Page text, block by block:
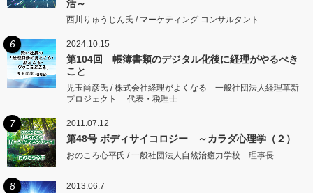
活～
西川りゅうじん氏 / マーケティング コンサルタント
6 2024.10.15
第104回 帳簿書類のデジタル化後に経理がやるべき
こと
児玉尚彦氏 / 株式会社経理がよくなる 一般社団法人経理革新
プロジェクト 代表・税理士
7 2011.07.12
第48号 ボディサイコロジー ～カラダ心理学（２）
おのころ心平氏 / 一般社団法人自然治癒力学校 理事長
8 2013.06.7